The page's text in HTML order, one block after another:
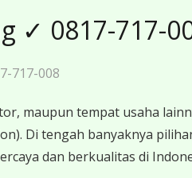
✓ 0817-717-
717-008
maupun tempat usaha
Di tengah banyaknya
dan berkualitas di